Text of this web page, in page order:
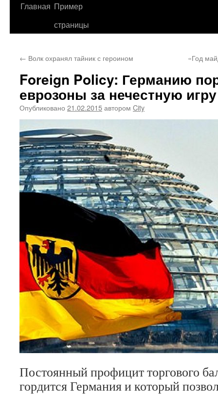
Перейти
Главная Пример
страницы
← Волк охранял тайник с героином «Год
Foreign Policy: Германию
еврозоны за нечестную игру
Опубликовано 21.02.2015автором City
Постоянный профицит торгового
гордится Германия и который